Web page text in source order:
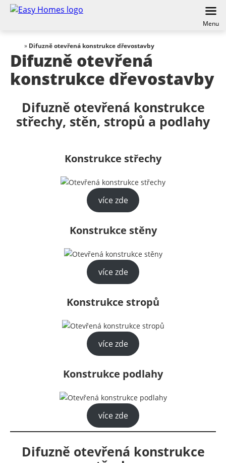
Menu
» Difuzně otevřená konstrukce dřevostavby
Difuzně otevřená
konstrukce dřevostavby
Difuzně otevřená konstrukce
střechy, stěn, stropů a podlahy
Konstrukce střechy
více zde
Konstrukce stěny
více zde
Konstrukce stropů
více zde
Konstrukce podlahy
více zde
Difuzně otevřená konstrukce